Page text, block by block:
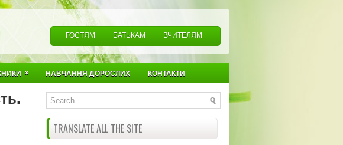
ГОСТЯМ БАТЬКАМ ВЧИТЕЛЯМ
» НАВЧАННЯ ДОРОСЛИХ КОНТАКТИ
TRANSLATE ALL THE SITE